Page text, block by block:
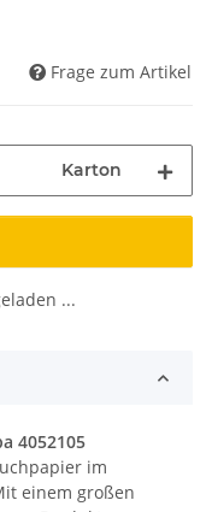
Frage zum Artikel
Karton
...
4052105
im
einem großen